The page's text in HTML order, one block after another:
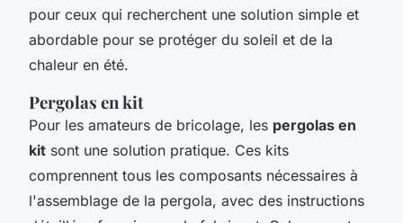
pour ceux qui recherchent une solution simple et
abordable pour se protéger du soleil et de la
chaleur en été.
Pergolas en kit
Pour les amateurs de bricolage, les pergolas en
kit sont une solution pratique. Ces kits
comprennent tous les composants nécessaires à
l'assemblage de la pergola, avec des instructions